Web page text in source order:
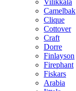
Vilikkala
Camelbak
Clique
Cottover
Craft
Dorre
Finlayson
Firephant
Fiskars
Arabia